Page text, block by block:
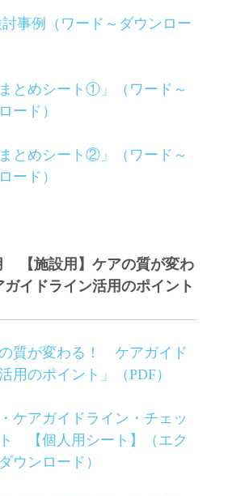
事例（ワード～ダウンロー
まとめシート①」（ワード～
ード）
まとめシート②」（ワード～
ード）
【施設用】ケアの質が変わ
イドライン活用のポイント
の質が変わる！ ケアガイド
用のポイント」（PDF）
ケアガイドライン・チェッ
【個人用シート】（エク
ウンロード）